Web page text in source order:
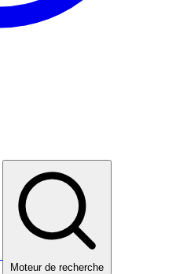
Moteur de recherche